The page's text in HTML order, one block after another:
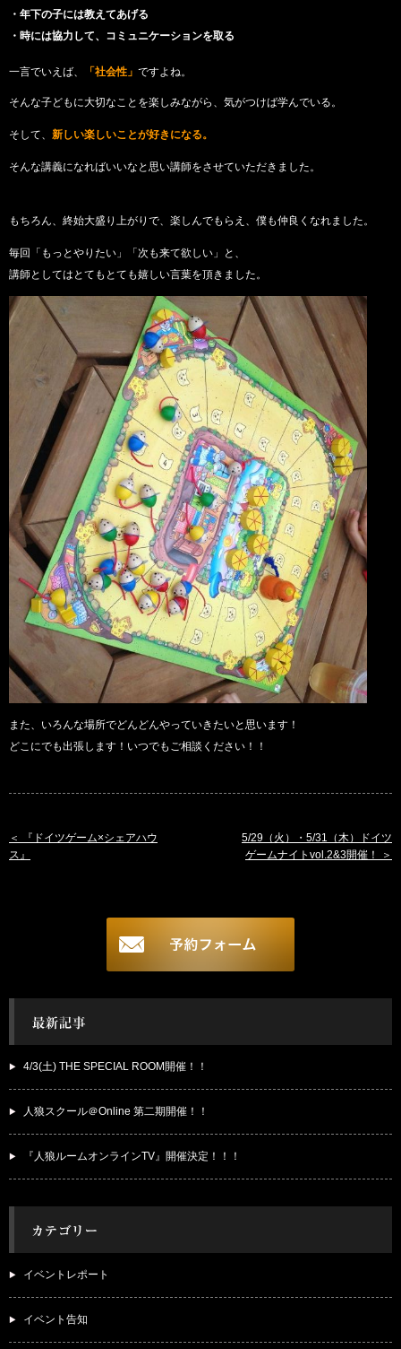
・年下の子には教えてあげる
・時には協力して、コミュニケーションを取る
一言でいえば、 「社会性」 ですよね。
そんな子どもに大切なことを楽しみながら、気がつけば学んでいる。
そして、 新しい楽しいことが好きになる。
そんな講義になればいいなと思い講師をさせていただきました。
もちろん、終始大盛り上がりで、楽しんでもらえ、僕も仲良くなれました。
毎回「もっとやりたい」「次も来て欲しい」と、
講師としてはとてもとても嬉しい言葉を頂きました。
また、いろんな場所でどんどんやっていきたいと思います！
どこにでも出張します！いつでもご相談ください！！
『ドイツゲーム×シェアハウ
ス』
5/29（火）・5/31（木）ドイツ
ゲームナイトvol.2&3開催！
4/3(土) THE SPECIAL ROOM開催！！
人狼スクール＠Online 第二期開催！！
『人狼ルームオンラインTV』開催決定！！！
イベントレポート
イベント告知